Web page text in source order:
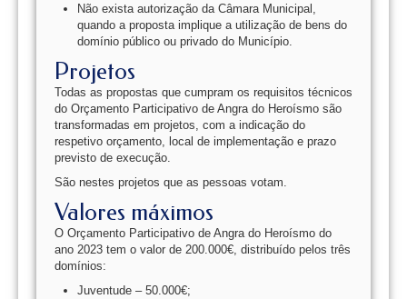
Não exista autorização da Câmara Municipal,
quando a proposta implique a utilização de bens do
domínio público ou privado do Município.
Projetos
Todas as propostas que cumpram os requisitos técnicos
do Orçamento Participativo de Angra do Heroísmo são
transformadas em projetos, com a indicação do
respetivo orçamento, local de implementação e prazo
previsto de execução.
São nestes projetos que as pessoas votam.
Valores máximos
O Orçamento Participativo de Angra do Heroísmo do
ano 2023 tem o valor de 200.000€, distribuído pelos três
domínios:
Juventude – 50.000€;